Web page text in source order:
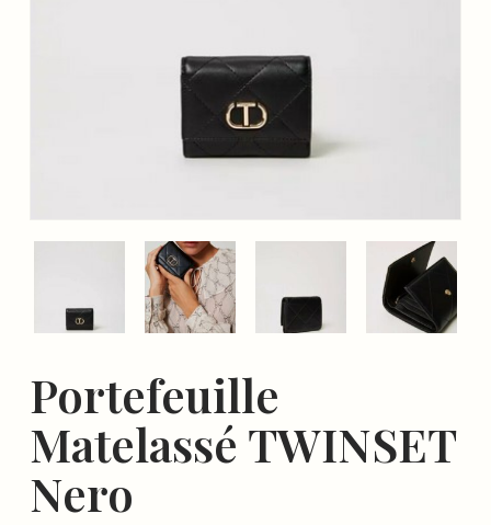
Portefeuille
Matelassé TWINSET
Nero